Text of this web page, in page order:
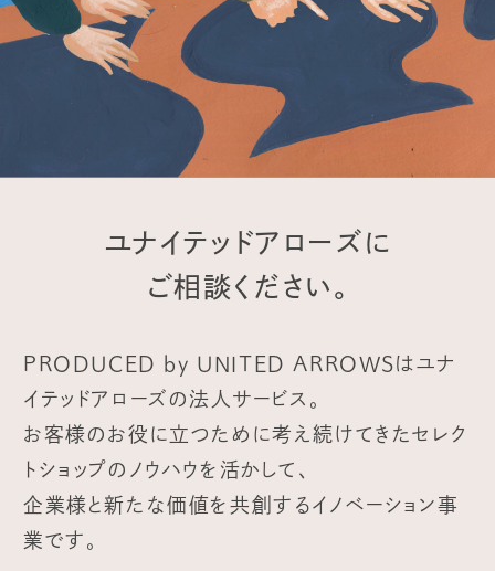
ユナイテッドアローズに
ご相談ください。
PRODUCED by UNITED ARROWSはユナ
イテッドアローズの法人サービス。
お客様のお役に立つために考え続けてきたセレク
トショップのノウハウを活かして、
企業様と新たな価値を共創するイノベーション事
業です。